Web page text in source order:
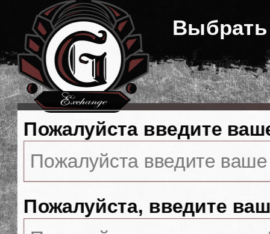
Пожалуйста введите
Пожалуйста, введите